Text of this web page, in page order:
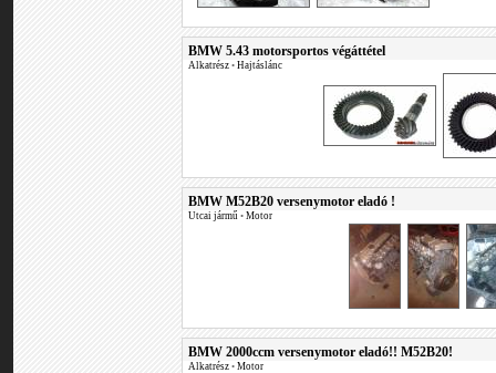
BMW 5.43 motorsportos végáttétel
Alkatrész • Hajtáslánc
BMW M52B20 versenymotor eladó !
Utcai jármű • Motor
BMW 2000ccm versenymotor eladó!! M52B20!
Alkatrész • Motor